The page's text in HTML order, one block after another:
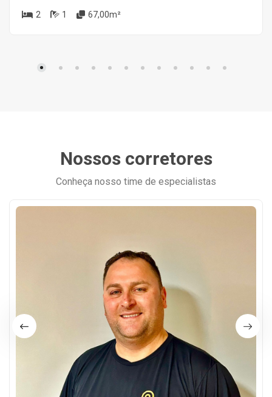
2 1 67,00m²
Nossos corretores
Conheça nosso time de especialistas